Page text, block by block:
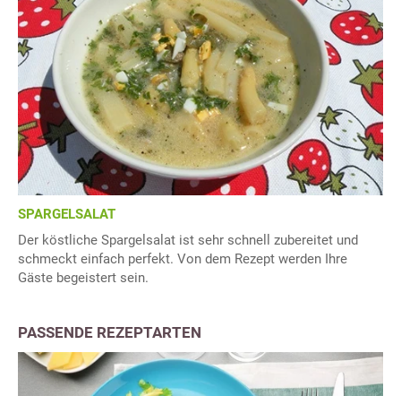
SPARGELSALAT
Der köstliche Spargelsalat ist sehr schnell zubereitet und
schmeckt einfach perfekt. Von dem Rezept werden Ihre
Gäste begeistert sein.
PASSENDE REZEPTARTEN